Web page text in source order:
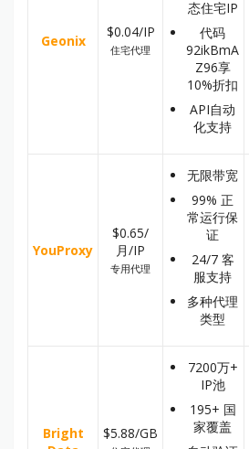
Geonix
$0.04/IP
住宅代理
态住宅IP
代码
92ikBmA
Z96享
10%折扣
API自动
化支持
YouProxy
$0.65/
月/IP
专用代理
无限带宽
99% 正
常运行保
证
24/7 客
服支持
多种代理
类型
Bright
$5.88/GB
7200万+
IP池
195+ 国
家覆盖